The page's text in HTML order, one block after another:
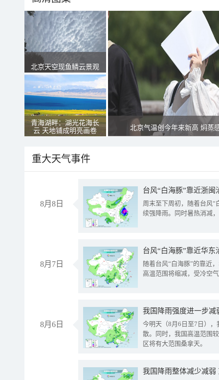
北京天空现鱼鳞云景观
青海湖畔：湖光花海长
云 天地铺成明亮画卷
北京气温创今年来新高 焖蒸
重大天气事件
8月8日
台风“白海豚”靠近浙
周末至下周初，随着台风“
续强降雨。同时暑热消减
8月7日
台风“白海豚”靠近华
随着台风“白海豚”的靠近
高温范围将缩减，受冷空
8月6日
今明天（8月6日至7日）
散。同时，我国高温范围
区将有大范围桑拿天。
我国降雨整体减少减弱